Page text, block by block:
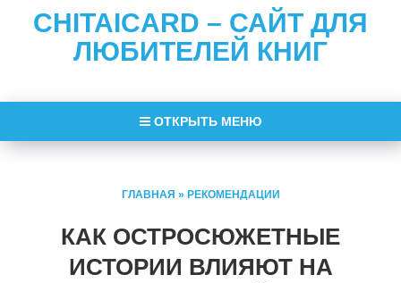
CHITAICARD – САЙТ ДЛЯ
ЛЮБИТЕЛЕЙ КНИГ
ОТКРЫТЬ МЕНЮ
ГЛАВНАЯ » РЕКОМЕНДАЦИИ
КАК ОСТРОСЮЖЕТНЫЕ
ИСТОРИИ ВЛИЯЮТ НА